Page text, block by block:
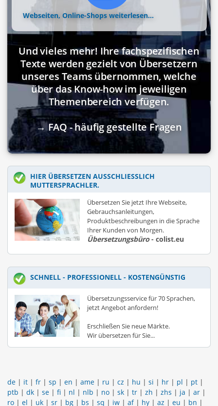
Webseiten, Online-Shops weiterlesen...
Und vieles mehr! Ihre fachspezifischen
Texte werden gezielt von Übersetzern
unseres Teams übernommen, welche
über das Know-how im jeweiligen
Themenbereich verfügen.
→ FAQ - häufig gestellte Fragen
HIER ÜBERSETZEN AUSSCHLIESSLICH M
UTTERSPRACHLER.
Übersetzen Sie jetzt Ihre Webseite,
Gebrauchsanleitungen,
Produktbeschreibungen in die Sprache
Ihrer Kunden von Morgen.
Übersetzungsbüro- colist.eu
SCHNELL - PROFESSIONELL - KOSTENGÜNSTIG
Übersetzungsservice für 70 Sprachen,
jetzt Angebot anfordern!
Erschließen Sie neue Märkte.
Wir übersetzen für Sie...
de | it | fr | sp | en | ame | ru | cz | hu | si | hr | pl | pt |
ptb | dk | se | fi | nl | nlb | no | sk | tr | zh | zhs | ja | ar |
ro | el | uk | sr | bg | bs | sq | iw | af| hy | az | eu | bn |